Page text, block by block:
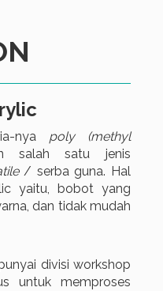
nya poly (methyl
salah satu jenis
/ serba guna. Hal
yaitu, bobot yang
dan tidak mudah
divisi workshop
untuk memproses